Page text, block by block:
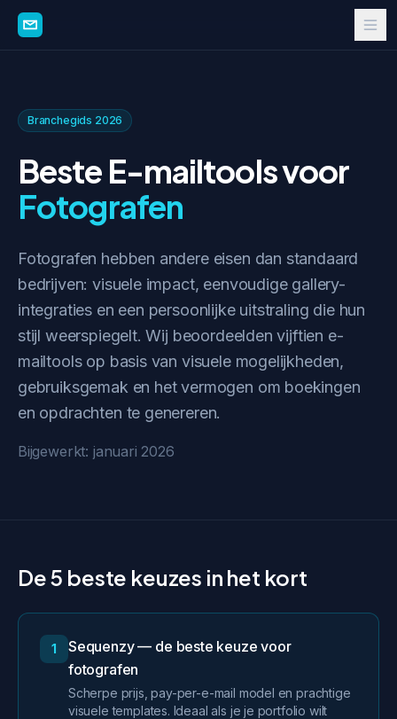
Branchegids 2026
Beste E-mailtools voor
Fotografen
Fotografen hebben andere eisen dan standaard
bedrijven: visuele impact, eenvoudige gallery-
integraties en een persoonlijke uitstraling die hun
stijl weerspiegelt. Wij beoordeelden vijftien e-
mailtools op basis van visuele mogelijkheden,
gebruiksgemak en het vermogen om boekingen
en opdrachten te genereren.
Bijgewerkt: januari 2026
De 5 beste keuzes in het kort
1
Sequenzy — de beste keuze voor
fotografen
Scherpe prijs, pay-per-e-mail model en prachtige
visuele templates. Ideaal als je je portfolio wilt